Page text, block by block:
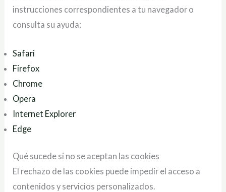
instrucciones correspondientes a tu navegador o
consulta su ayuda:
Safari
Firefox
Chrome
Opera
Internet Explorer
Edge
Qué sucede si no se aceptan las cookies
El rechazo de las cookies puede impedir el acceso a
contenidos y servicios personalizados.